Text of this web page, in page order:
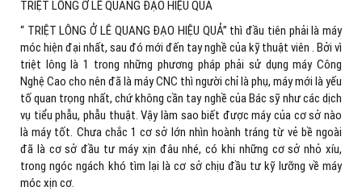
TRIỆT LÔNG Ở LÊ QUANG ĐẠO HIỆU QUẢ
“ TRIỆT LÔNG Ở LÊ QUANG ĐẠO HIỆU QUẢ” thì đầu tiên phải là máy
móc hiện đại nhất, sau đó mới đến tay nghề của kỹ thuật viên . Bởi vì
triệt lông là 1 trong những phương pháp phải sử dụng máy Công
Nghệ Cao cho nên đã là máy CNC thì người chỉ là phụ, máy mới là yếu
tố quan trọng nhất, chứ không cần tay nghề của Bác sỹ như các dịch
vụ tiểu phẫu, phẫu thuật. Vậy làm sao biết được máy của cơ sở nào
là máy tốt. Chưa chắc 1 cơ sở lớn nhìn hoành tráng từ vẻ bề ngoài
đã là cơ sở đầu tư máy xịn đâu nhé, có khi những cơ sở nhỏ xíu,
trong ngóc ngách khó tìm lại là cơ sở chịu đầu tư kỹ lưỡng về máy
móc xịn cơ.